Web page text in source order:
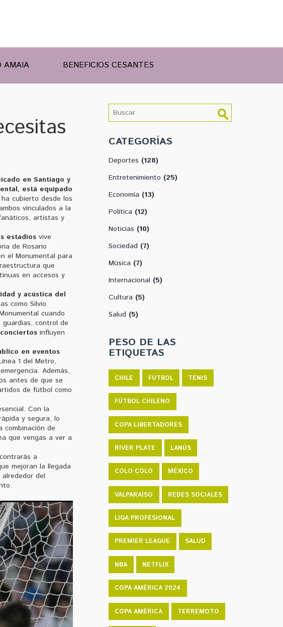
AMAIA BENEFICIOS CESANTES
en Santiago y
, está equipado
cubierto desde los
vinculados a la
artistas y
estadios vive
de Rosario
el Monumental para
que
en accesos y
y acústica del
como Silvio
cuando
control de
conciertos influyen
en eventos
1 del Metro,
Además,
antes de que se
de fútbol como
Con la
y segura, lo
combinación de
que vengas a ver a
a
mejoran la llegada
del
CATEGORÍAS
Deportes (128)
Entretenimiento (25)
Economía (13)
Política (12)
Noticias (10)
Sociedad (7)
Música (7)
Internacional (5)
Cultura (5)
Salud (5)
PESO DE LAS
ETIQUETAS
CHILE FÚTBOL TENIS
FÚTBOL CHILENO
COPA LIBERTADORES
RIVER PLATE LANÚS
COLO COLO MÉXICO
VALPARAÍSO REDES SOCIALES
LIGA PROFESIONAL
PREMIER LEAGUE SALUD
NBA NETFLIX
COPA AMÉRICA 2024
COPA AMÉRICA TERREMOTO